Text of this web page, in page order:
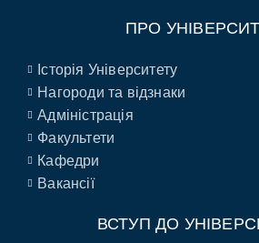
ПРО
Історія Університету
Нагороди та відзнаки
Адміністрація
Факультети
Кафедри
Вакансії
ВСТУП ДО